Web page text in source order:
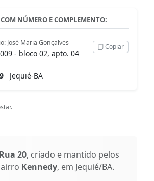
NÚMERO E COMPLEMENTO:
José Maria Gonçalves
- bloco 02, apto. 04
Jequié-BA
Copiar
Rua 20, criado e mantido pelos
Kennedy, em Jequié/BA.